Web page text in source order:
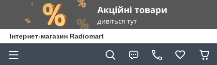
Інтернет-магазин Radiomart